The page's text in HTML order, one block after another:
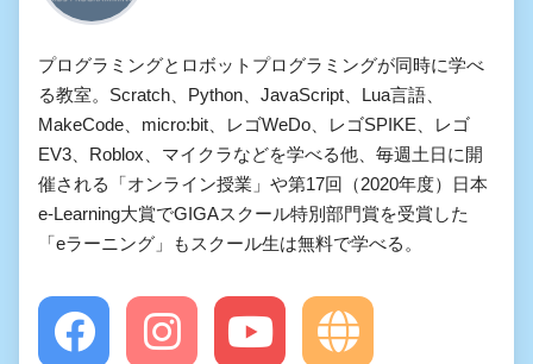
プログラミングとロボットプログラミングが同時に学べ
る教室。Scratch、Python、JavaScript、Lua言語、
MakeCode、micro:bit、レゴWeDo、レゴSPIKE、レゴ
EV3、Roblox、マイクラなどを学べる他、毎週土日に開
催される「オンライン授業」や第17回（2020年度）日本
e-Learning大賞でGIGAスクール特別部門賞を受賞した
「eラーニング」もスクール生は無料で学べる。